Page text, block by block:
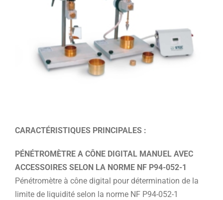
CARACTÉRISTIQUES PRINCIPALES :
PÉNÉTROMÈTRE A CÔNE DIGITAL MANUEL AVEC
ACCESSOIRES SELON LA NORME NF P94-052-1
Pénétromètre à cône digital pour détermination de la
limite de liquidité selon la norme NF P94-052-1